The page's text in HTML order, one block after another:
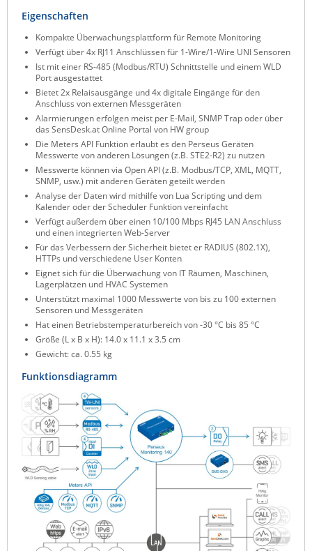
Westermo
Yuasa
ZPE Systems
News zu unseren Herstellern
Eigenschaften
Kompakte Überwachungsplattform für Remote Monitoring
Verfügt über 4x RJ11 Anschlüssen für 1-Wire/1-Wire UNI Sensoren
Ist mit einer RS-485 (Modbus/RTU) Schnittstelle und einem WLD
Port ausgestattet
Bietet 2x Relaisausgänge und 4x digitale Eingänge für den
Anschluss von externen Messgeräten
Alarmierungen erfolgen meist per E-Mail, SNMP Trap oder über
das SensDesk.at Online Portal von HW group
Die Meters API Funktion erlaubt es den Perseus Geräten
Messwerte von anderen Lösungen (z.B. STE2-R2) zu nutzen
Messwerte können via Open API (z.B. Modbus/TCP, XML, MQTT,
SNMP, usw.) mit anderen Geräten geteilt werden
Analyse der Daten wird mithilfe von Lua Scripting und dem
Kalender oder der Scheduler Funktion vereinfacht
Verfügt außerdem über einen 10/100 Mbps RJ45 LAN Anschluss
und einen integrierten Web-Server
Für das Verbessern der Sicherheit bietet er RADIUS (802.1X),
HTTPs und verschiedene User Konten
Eignet sich für die Überwachung von IT Räumen, Maschinen,
Lagerplätzen und HVAC Systemen
Unterstützt maximal 1000 Messwerte von bis zu 100 externen
Sensoren und Messgeräten
Hat einen Betriebstemperaturbereich von -30 °C bis 85 °C
Größe (L x B x H): 14.0 x 11.1 x 3.5 cm
Gewicht: ca. 0.55 kg
Funktionsdiagramm